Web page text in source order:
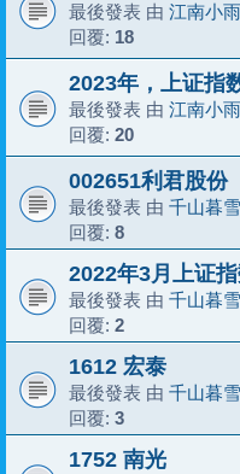
最後發表 由 江南小雨
回覆: 18
2023年，上证指
最後發表 由 江南小雨
回覆: 20
002651利君股份
最後發表 由 千山暮雪
回覆: 8
2022年3月上证
最後發表 由 千山暮雪
回覆: 2
1612 宏泰
最後發表 由 千山暮雪
回覆: 3
1752 南光